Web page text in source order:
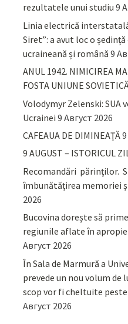
rezultatele unui studiu 9
Linia electrică interstatală
Siret”: a avut loc o
ucraineană și română 9
ANUL 1942. NIMICIREA
FOSTA UNIUNE
Volodymyr Zelenski: SUA
Ucrainei 9 Август 2026
CAFEAUA DE DIMINEAȚĂ
9 AUGUST – ISTORICUL
Recomandări părinţilor.
îmbunătățirea memoriei
2026
Bucovina dorește să
regiunile aflate în
Август 2026
În Sala de Marmură a
prevede un nou volum de
scop vor fi cheltuite
Август 2026